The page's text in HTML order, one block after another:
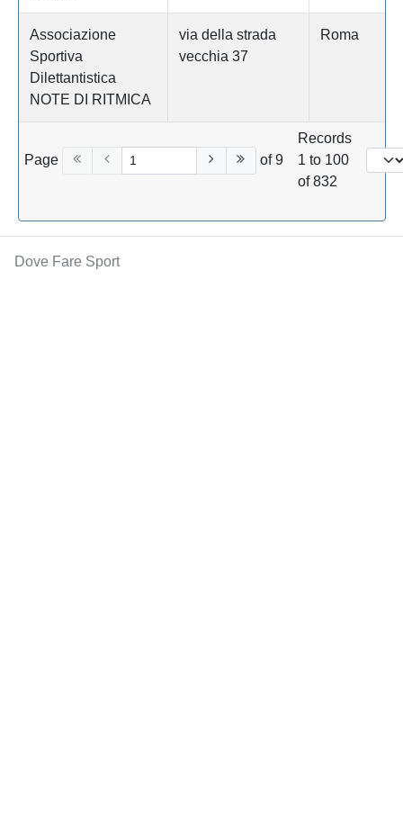
Associazione
Sportiva
Dilettantistica
NOTE DI RITMICA
via della strada
vecchia 37
Roma
Page of 9
Records
1 to 100
of 832
Dove Fare Sport